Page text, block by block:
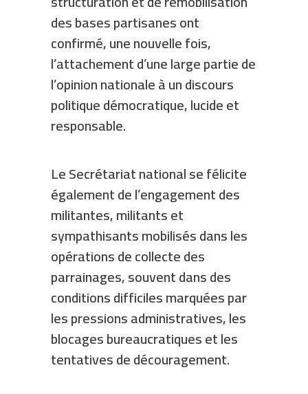
des bases partisanes ont
confirmé, une nouvelle fois,
l’attachement d’une large partie de
l’opinion nationale à un discours
politique démocratique, lucide et
responsable.
Le Secrétariat national se félicite
également de l’engagement des
militantes, militants et
sympathisants mobilisés dans les
opérations de collecte des
parrainages, souvent dans des
conditions difficiles marquées par
les pressions administratives, les
blocages bureaucratiques et les
tentatives de découragement.